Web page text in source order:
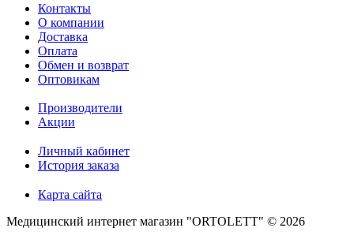
Контакты
О компании
Доставка
Оплата
Обмен и возврат
Оптовикам
Производители
Акции
Личный кабинет
История заказа
Карта сайта
Медицинский интернет магазин "ORTOLETT" © 2026